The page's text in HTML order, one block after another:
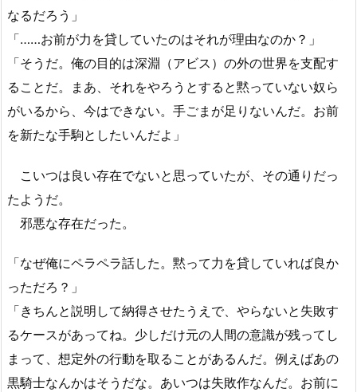
なるだろう」
「……お前が力を貸していたのはそれが理由なのか？」
「そうだ。俺の目的は深淵（アビス）の外の世界を支配す
ることだ。まあ、それをやろうとすると黙っていない奴ら
がいるから、今はできない。手ごまが足りないんだ。お前
を新たな手駒としたいんだよ」
こいつは良い存在でないと思っていたが、その通りだっ
たようだ。
邪悪な存在だった。
「なぜ俺にペラペラ話した。黙って力を貸していれば良か
っただろ？」
「きちんと説明して納得させたうえで、やらないと失敗す
るケースがあってね。少しだけ元の人間の意識が残ってし
まって、想定外の行動を取ることがあるんだ。例えばあの
黒騎士なんかはそうだな。あいつは失敗作なんだ。お前に